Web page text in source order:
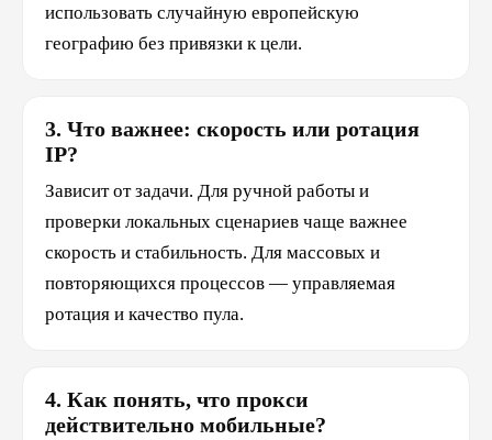
использовать случайную европейскую
географию без привязки к цели.
3. Что важнее: скорость или ротация
IP?
Зависит от задачи. Для ручной работы и
проверки локальных сценариев чаще важнее
скорость и стабильность. Для массовых и
повторяющихся процессов — управляемая
ротация и качество пула.
4. Как понять, что прокси
действительно мобильные?